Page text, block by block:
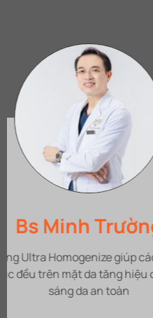
Nhi
Makeup body trắng
nhiên. Thoa lên da